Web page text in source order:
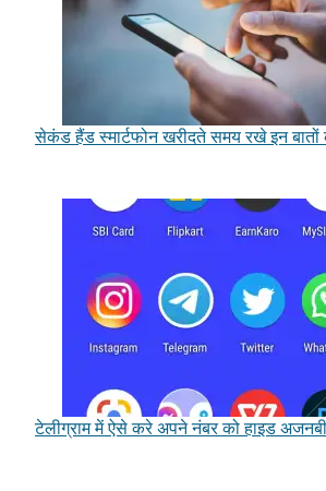
सेकंड हैंड स्मार्टफोन खरीदते समय रखे इन बातों
टेलीग्राम में ऐसे करे अपने नंबर को हाइड